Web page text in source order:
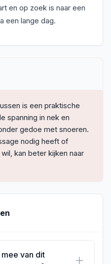
en op zoek is naar een
een lange dag.
is een praktische
spanning in nek en
gedoe met snoeren.
nodig heeft of
kan beter kijken naar
van dit